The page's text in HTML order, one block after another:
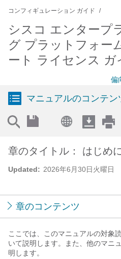
コンフィギュレーション ガイド
シスコ エンタープ
グ プラットフォー
ート ライセンス ガ
偏
マニュアルのコンテン
Updated: 2026年6月30日火曜日
章のタイトル： はじめに
章のコンテンツ
ここでは、このマニュアルの対象
いて説明します。また、他のマニ
明します。